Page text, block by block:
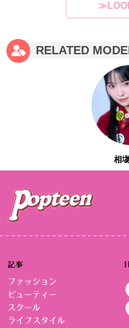
RELATED
相
記事
ファッション
ビューティー
スクール
ライフスタイル